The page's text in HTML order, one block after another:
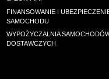
FINANSOWANIE I
SAMOCHODU
WYPOŻYCZALNIA
DOSTAWCZYCH